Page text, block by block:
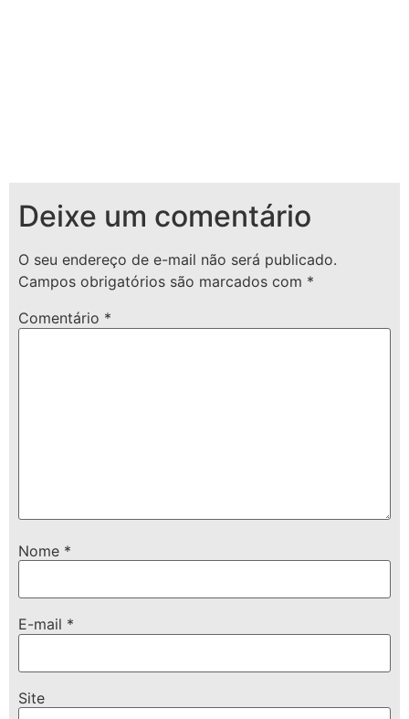
Deixe um comentário
O seu endereço de e-mail não será publicado.
Campos obrigatórios são marcados com *
Comentário *
Nome *
E-mail *
Site